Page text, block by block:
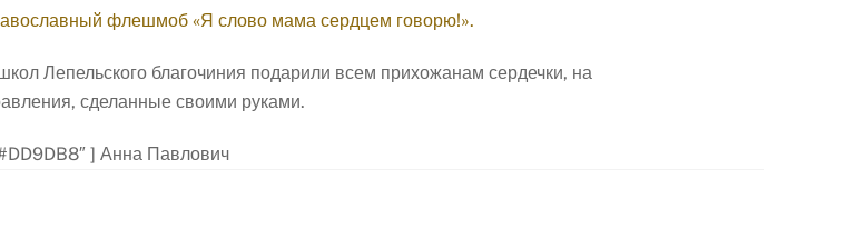
Лепельского благочиния подарили всем прихожанам сердечки, на
сделанные своими руками.
] Анна Павлович